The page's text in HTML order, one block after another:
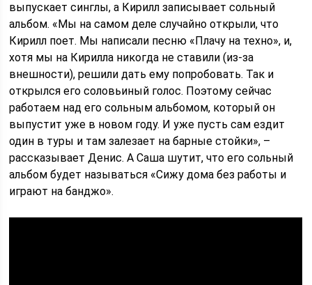
выпускает синглы, а Кирилл записывает сольный
альбом. «Мы на самом деле случайно открыли, что
Кирилл поет. Мы написали песню «Плачу на техно», и,
хотя мы на Кирилла никогда не ставили (из-за
внешности), решили дать ему попробовать. Так и
открылся его соловьиный голос. Поэтому сейчас
работаем над его сольным альбомом, который он
выпустит уже в новом году. И уже пусть сам ездит
один в туры и там залезает на барные стойки», –
рассказывает Денис. А Саша шутит, что его сольный
альбом будет называться «Сижу дома без работы и
играют на банджо».